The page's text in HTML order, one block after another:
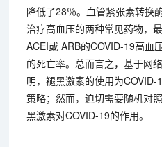
降低了28％。血管紧张素转换
治疗高血压的两种常见药物，
ACEI或 ARB的COVID-19高血
的死亡率。总而言之，基于网
明，褪黑激素的使用为
策略；然而，迫切需要随机对
黑激素对COVID-19的作用。